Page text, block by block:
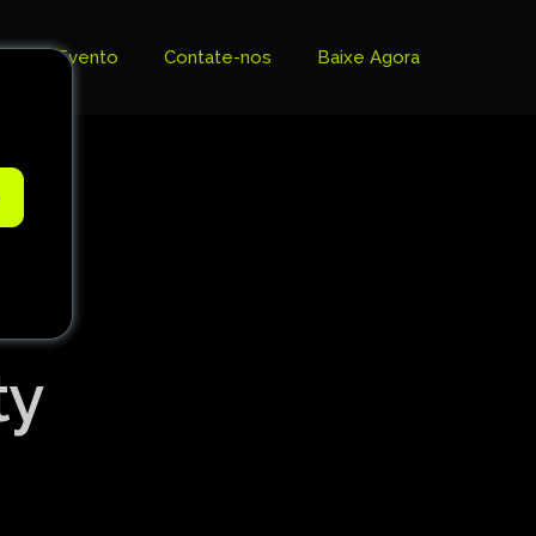
Evento Contate-nos Baixe Agora